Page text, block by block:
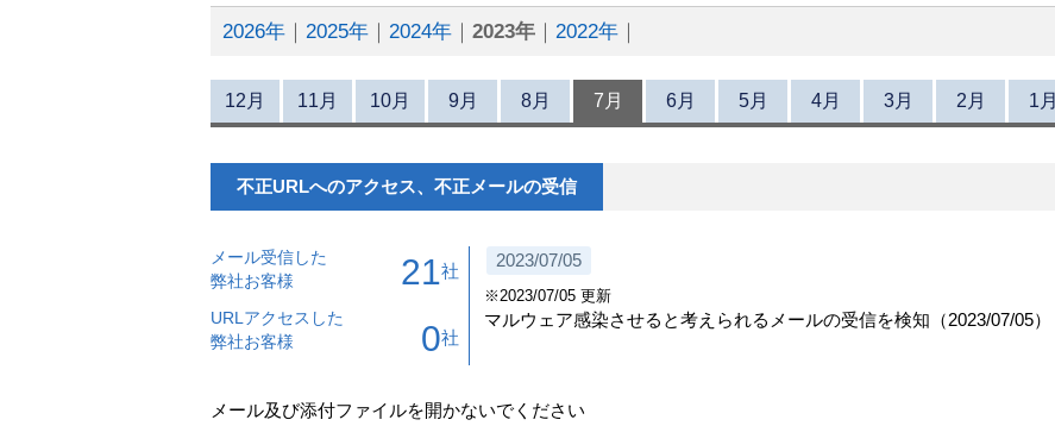
2026年 2025年 2024年 2023年 2022年
12月 11月 10月 9月 8月 7月 6月 5月 4月 3月 2月 1月
不正URLへのアクセス、不正メールの受信
メール受信した
弊社お客様
21社
URLアクセスした
弊社お客様
0社
2023/07/05
※2023/07/05 更新
マルウェア感染させると考えられるメールの受信を検知（2023/07/05）
メール及び添付ファイルを開かないでください